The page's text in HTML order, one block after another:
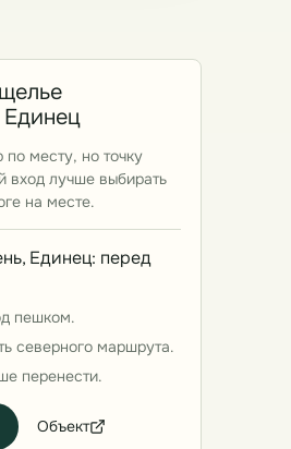
по месту, но точку
вход лучше выбирать
на месте.
Единец: перед
пешком.
северного маршрута.
перенести.
Объект